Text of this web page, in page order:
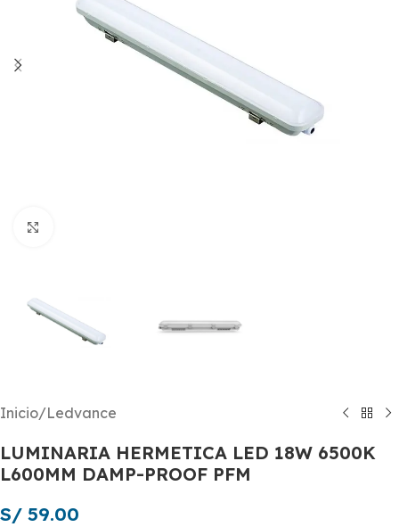
Inicio/Ledvance
LUMINARIA HERMETICA LED 18W 6500K
L600MM DAMP-PROOF PFM
S/ 59.00